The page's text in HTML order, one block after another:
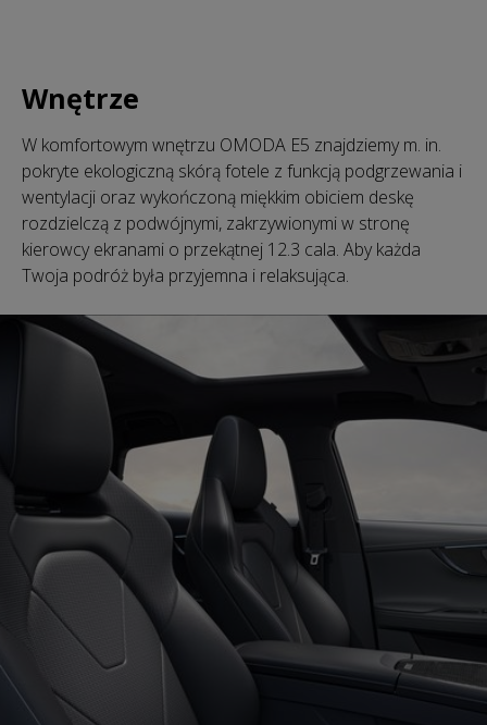
Wnętrze
W komfortowym wnętrzu OMODA E5 znajdziemy m. in.
pokryte ekologiczną skórą fotele z funkcją podgrzewania i
wentylacji oraz wykończoną miękkim obiciem deskę
rozdzielczą z podwójnymi, zakrzywionymi w stronę
kierowcy ekranami o przekątnej 12.3 cala. Aby każda
Twoja podróż była przyjemna i relaksująca.